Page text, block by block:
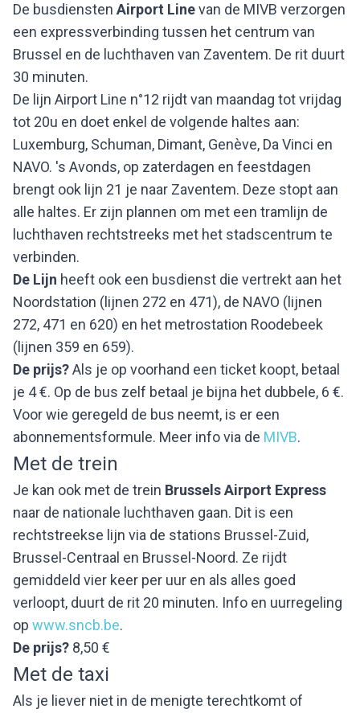
De busdiensten Airport Linevan de MIVB verzorgen
een expressverbinding tussen het centrum van
Brussel en de luchthaven van Zaventem. De rit duurt
30 minuten.
De lijn Airport Line n°12 rijdt van maandag tot vrijdag
tot 20u en doet enkel de volgende haltes aan:
Luxemburg, Schuman, Dimant, Genève, Da Vinci en
NAVO. 's Avonds, op zaterdagen en feestdagen
brengt ook lijn 21 je naar Zaventem. Deze stopt aan
alle haltes. Er zijn plannen om met een tramlijn de
luchthaven rechtstreeks met het stadscentrum te
verbinden.
De Lijn heeft ook een busdienst die vertrekt aan het
Noordstation (lijnen 272 en 471), de NAVO (lijnen
272, 471 en 620) en het metrostation Roodebeek
(lijnen 359 en 659).
De prijs?Als je op voorhand een ticket koopt, betaal
je 4 €. Op de bus zelf betaal je bijna het dubbele, 6 €.
Voor wie geregeld de bus neemt, is er een
abonnementsformule. Meer info via de MIVB.
Met de trein
Je kan ook met de trein Brussels Airport Express
naar de nationale luchthaven gaan. Dit is een
rechtstreekse lijn via de stations Brussel-Zuid,
Brussel-Centraal en Brussel-Noord. Ze rijdt
gemiddeld vier keer per uur en als alles goed
verloopt, duurt de rit 20 minuten. Info en uurregeling
op www.sncb.be.
De prijs? 8,50 €
Met de taxi
Als je liever niet in de menigte terechtkomt of